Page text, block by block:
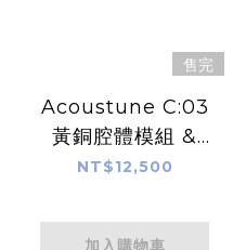
售完
Acoustune C:03
黃銅腔體模組 &
M:02 有線連接模組
NT$12,500
加入購物車